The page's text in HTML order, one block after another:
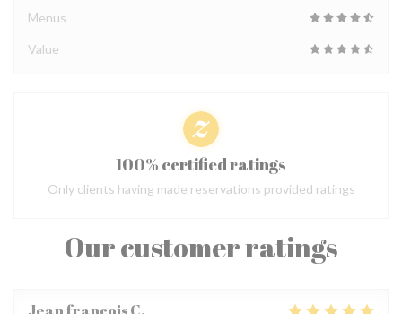
Our customer ratings
Menus
Value
100% certified ratings
Only clients having made reservations provided ratings